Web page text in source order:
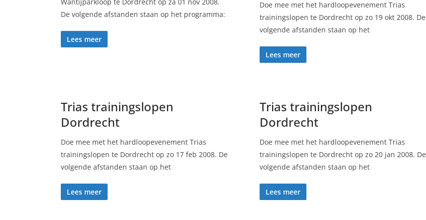
De volgende afstanden staan op het programma:
Lees meer
Doe mee met het hardloopevenement Trias
trainingslopen te Dordrecht op zo 19 okt 2008. De
volgende afstanden staan op het
Lees meer
Trias trainingslopen
Dordrecht
Doe mee met het hardloopevenement Trias
trainingslopen te Dordrecht op zo 17 feb 2008. De
volgende afstanden staan op het
Lees meer
Trias trainingslopen
Dordrecht
Doe mee met het hardloopevenement Trias
trainingslopen te Dordrecht op zo 20 jan 2008. De
volgende afstanden staan op het
Lees meer